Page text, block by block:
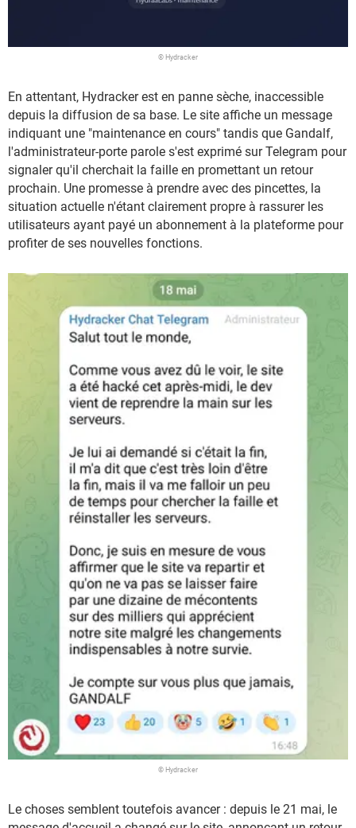
© Hydracker
En attentant, Hydracker est en panne sèche, inaccessible
depuis la diffusion de sa base. Le site affiche un message
indiquant une "maintenance en cours" tandis que Gandalf,
l'administrateur-porte parole s'est exprimé sur Telegram pour
signaler qu'il cherchait la faille en promettant un retour
prochain. Une promesse à prendre avec des pincettes, la
situation actuelle n'étant clairement propre à rassurer les
utilisateurs ayant payé un abonnement à la plateforme pour
profiter de ses nouvelles fonctions.
© Hydracker
Le choses semblent toutefois avancer : depuis le 21 mai, le